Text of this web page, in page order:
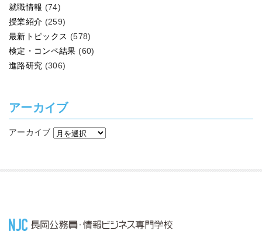
就職情報 (74)
授業紹介 (259)
最新トピックス (578)
検定・コンペ結果 (60)
進路研究 (306)
アーカイブ
アーカイブ